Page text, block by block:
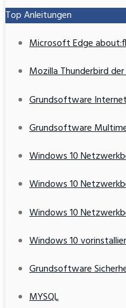
Top Anleitungen
Microsoft Edge
Mozilla Thunderbird
Grundsoftware
Grundsoftware
Windows 10
Windows 10
Windows 10
Windows 10
Grundsoftware
MYSQL